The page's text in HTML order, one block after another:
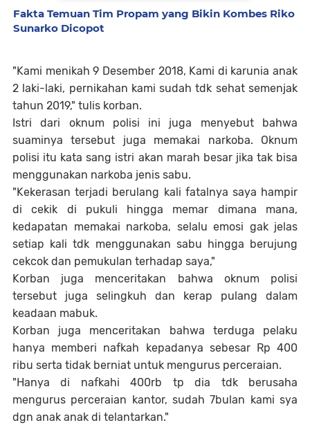
Fakta Temuan Tim Propam yang Bikin Kombes Riko
Sunarko Dicopot
"Kami menikah 9 Desember 2018, Kami di karunia anak
2 laki-laki, pernikahan kami sudah tdk sehat semenjak
tahun 2019," tulis korban.
Istri dari oknum polisi ini juga menyebut bahwa
suaminya tersebut juga memakai narkoba. Oknum
polisi itu kata sang istri akan marah besar jika tak bisa
menggunakan narkoba jenis sabu.
"Kekerasan terjadi berulang kali fatalnya saya hampir
di cekik di pukuli hingga memar dimana mana,
kedapatan memakai narkoba, selalu emosi gak jelas
setiap kali tdk menggunakan sabu hingga berujung
cekcok dan pemukulan terhadap saya,"
Korban juga menceritakan bahwa oknum polisi
tersebut juga selingkuh dan kerap pulang dalam
keadaan mabuk.
Korban juga menceritakan bahwa terduga pelaku
hanya memberi nafkah kepadanya sebesar Rp 400
ribu serta tidak berniat untuk mengurus perceraian.
"Hanya di nafkahi 400rb tp dia tdk berusaha
mengurus perceraian kantor, sudah 7bulan kami sya
dgn anak anak di telantarkan."